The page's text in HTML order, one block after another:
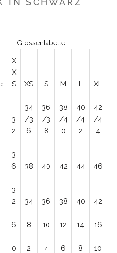
IN SCHWARZ
Grössentabelle
X
X
S
XS S M L XL
3
2
34
/3
6
36
/3
8
38
/4
0
40
/4
2
42
/4
4
3
6
38 40 42 44 46
3
2
34 36 38 40 42
6 8 10 12 14 16
0 2 4 6 8 10